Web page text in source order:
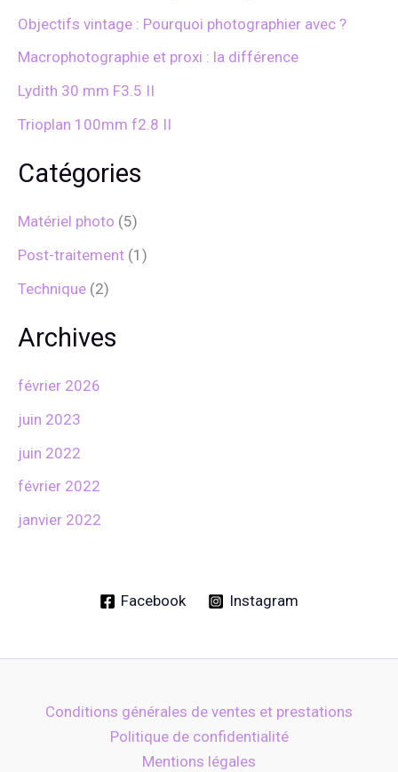
e
Objectifs vintage : Pourquoi photographier avec ?
Macrophotographie et proxi : la différence
Lydith 30 mm F3.5 II
Trioplan 100mm f2.8 II
Catégories
Matériel photo (5)
Post-traitement (1)
Technique (2)
Archives
février 2026
juin 2023
juin 2022
février 2022
janvier 2022
Facebook Instagram
Conditions générales de ventes et prestations
Politique de confidentialité
Mentions légales